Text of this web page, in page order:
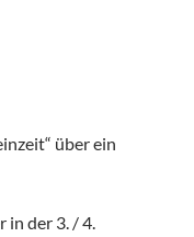
über ein
in der 3. / 4.